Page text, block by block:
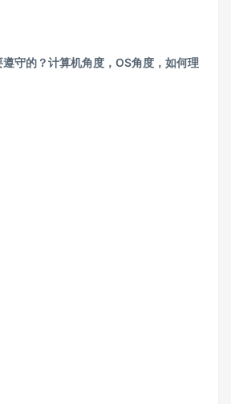
守的？计算机角度，OS角度，如何理